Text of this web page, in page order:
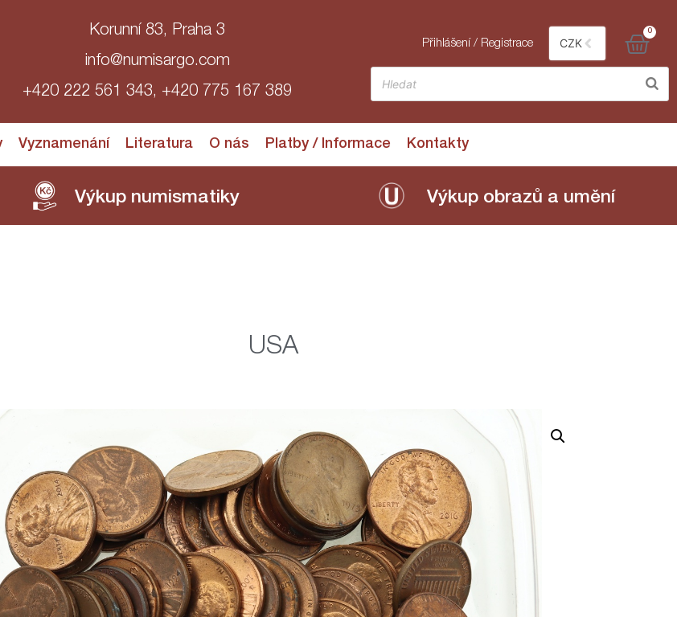
Korunní 83, Praha 3
info@numisargo.com
+420 222 561 343, +420 775 167 389
Přihlášení / Registrace CZK
0
Vyznamenání Literatura O nás Platby / Informace Kontakty
Výkup numismatiky Výkup obrazů a umění
USA